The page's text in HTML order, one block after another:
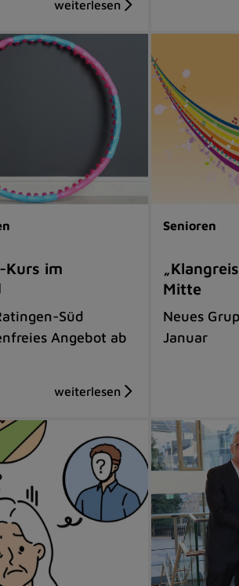
Kurs im
Süd
Angebot ab
Senioren
Mitte
Neues
Januar